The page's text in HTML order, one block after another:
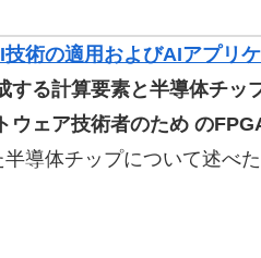
術の適用およびAIアプリ
する計算要素と半導体チッ
ウェア技術者のため の
導体チップについて述べた